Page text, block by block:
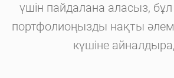
үшін пайдалана аласыз, бұл
портфолиоңызды нақты
күшіне